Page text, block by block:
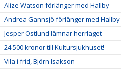
Alize Watson förlänger med Hallby
Andrea Gannsjö förlänger med Hallby
Jesper Östlund lämnar herrlaget
24 500 kronor till Kultursjukhuset!
Vila i frid, Björn Isakson